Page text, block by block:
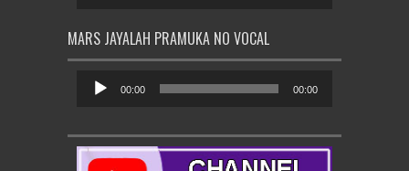
MARS JAYALAH PRAMUKA NO VOCAL
Audio
00:00 00:00